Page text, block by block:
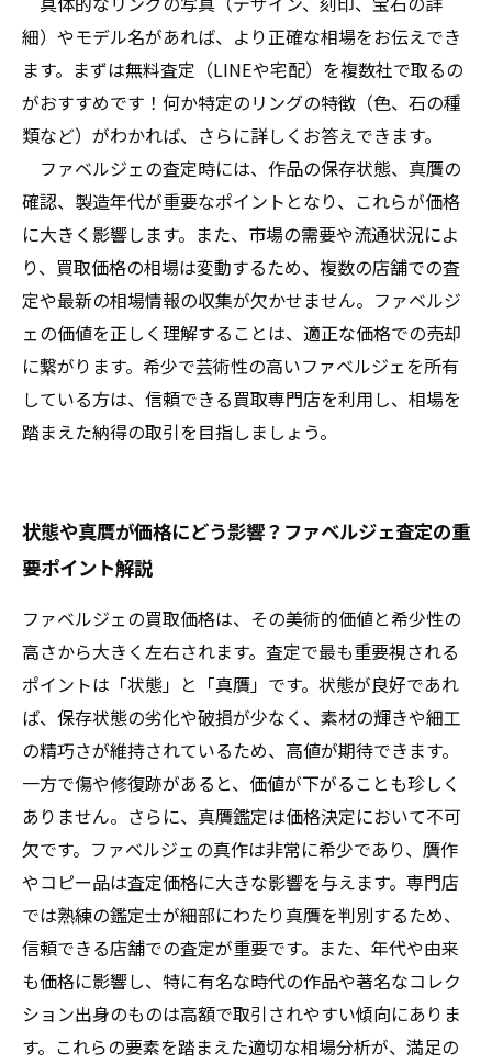
細）やモデル名があれば、より正確な相場をお伝えでき
ます。まずは無料査定（LINEや宅配）を複数社で取るの
がおすすめです！何か特定のリングの特徴（色、石の種
類など）がわかれば、さらに詳しくお答えできます。
ファベルジェの査定時には、作品の保存状態、真贋の
確認、製造年代が重要なポイントとなり、これらが価格
に大きく影響します。また、市場の需要や流通状況によ
り、買取価格の相場は変動するため、複数の店舗での査
定や最新の相場情報の収集が欠かせません。ファベルジ
ェの価値を正しく理解することは、適正な価格での売却
に繋がります。希少で芸術性の高いファベルジェを所有
している方は、信頼できる買取専門店を利用し、相場を
踏まえた納得の取引を目指しましょう。
状態や真贋が価格にどう影響？ファベルジェ査定の重
要ポイント解説
ファベルジェの買取価格は、その美術的価値と希少性の
高さから大きく左右されます。査定で最も重要視される
ポイントは「状態」と「真贋」です。状態が良好であれ
ば、保存状態の劣化や破損が少なく、素材の輝きや細工
の精巧さが維持されているため、高値が期待できます。
一方で傷や修復跡があると、価値が下がることも珍しく
ありません。さらに、真贋鑑定は価格決定において不可
欠です。ファベルジェの真作は非常に希少であり、贋作
やコピー品は査定価格に大きな影響を与えます。専門店
では熟練の鑑定士が細部にわたり真贋を判別するため、
信頼できる店舗での査定が重要です。また、年代や由来
も価格に影響し、特に有名な時代の作品や著名なコレク
ション出身のものは高額で取引されやすい傾向にありま
す。これらの要素を踏まえた適切な相場分析が、満足の